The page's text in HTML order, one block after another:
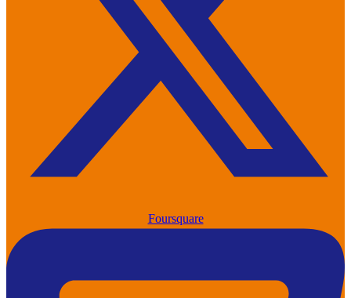
Foursquare